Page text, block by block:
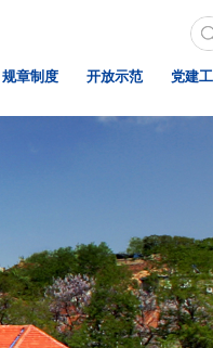
规章制度 开放示范 党建